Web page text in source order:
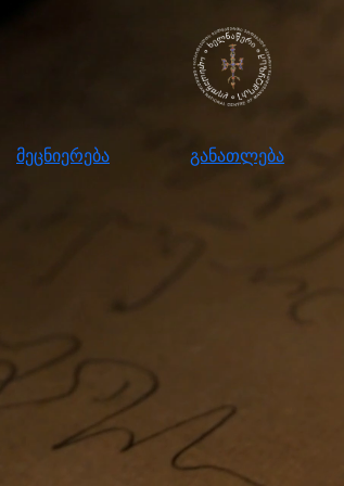
მეცნიერება განათლება
განათლება